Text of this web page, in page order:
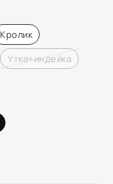
Кролик
Утка+индейка